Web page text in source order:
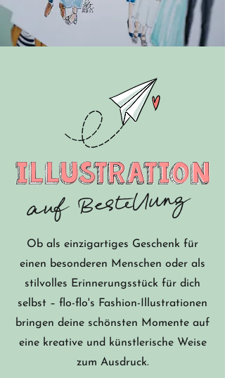
Illustration
Illustration
Illustration
auf Bestellung
Ob als einzigartiges Geschenk für
einen besonderen Menschen oder als
stilvolles Erinnerungsstück für dich
selbst – flo-flo's Fashion-Illustrationen
bringen deine schönsten Momente auf
eine kreative und künstlerische Weise
zum Ausdruck.